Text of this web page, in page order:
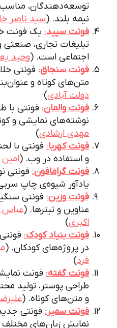
توسعه‌دهندگان، مناسب
نیمه بلند. (سید ناصر
فونت سپید: یک فونت
تبلیغات تجاری،
اجتماعی است. (وحید
فونت سنجاق: فونتی
متن‌های‌ کوتاه و
دولت آبادی)
فونت والمان: فونتی با
نوشته‌های نمایشی و
مهدی ارشادی)
فونت کهربا: فونتی با
و استفاده در وب. (
فونت گرامافون: فونتی
یادآور شیوه‌ی چاپ
فونت وزین: فونتی
عناوین و تیترها. (عباس
اکبری)
فونت بنیاد کودک:
در پروژه‌های کودکان. (
فرد)
فونت گفته: فونت
طراحی پوستر، تولید
و متن‌های کوتاه. (
فونت سمیر: فونتی
نمایش زبان‌های